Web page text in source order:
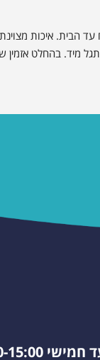
מיד. בהחלט אזמין
8:00-15:00